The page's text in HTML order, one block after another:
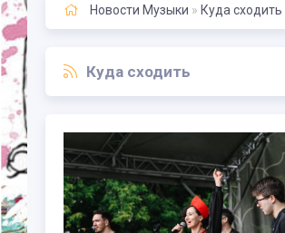
Новости Музыки » Куда сходить
Куда сходить